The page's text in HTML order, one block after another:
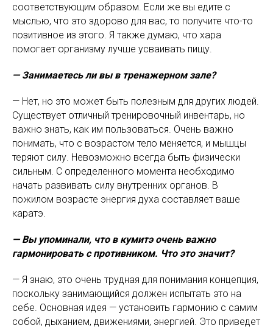
соответствующим образом. Если же вы едите с
мыслью, что это здорово для вас, то получите что-то
позитивное из этого. Я также думаю, что хара
помогает организму лучше усваивать пищу.
— Занимаетесь ли вы в тренажерном зале?
— Нет, но это может быть полезным для других людей.
Существует отличный тренировочный инвентарь, но
важно знать, как им пользоваться. Очень важно
понимать, что с возрастом тело меняется, и мышцы
теряют силу. Невозможно всегда быть физически
сильным. С определенного момента необходимо
начать развивать силу внутренних органов. В
пожилом возрасте энергия духа составляет ваше
каратэ.
— Вы упоминали, что в кумитэ очень важно
гармонировать с противником. Что это значит?
— Я знаю, это очень трудная для понимания концепция,
поскольку занимающийся должен испытать это на
себе. Основная идея — установить гармонию с самим
собой, дыханием, движениями, энергией. Это приведет